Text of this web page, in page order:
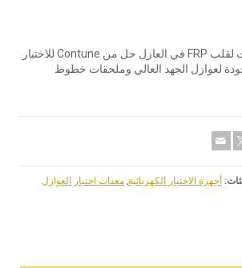
آلة اختبار الثقب بالزيت لقلب FRP في العازل حل من Contune للاختبار
لعوازل الجهد العالي وملحقات خطوط
أجهزة الاختبار الكهربائية, معدات اختبار العوازل